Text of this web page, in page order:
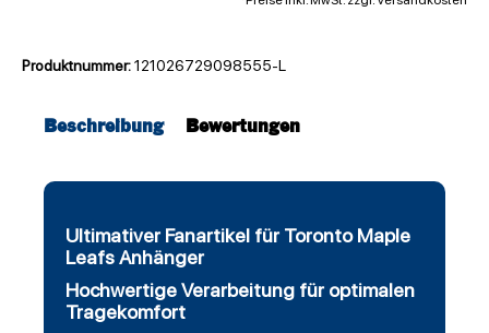
Produktnummer:121026729098555-L
Beschreibung Bewertungen
Ultimativer Fanartikel für Toronto Maple
Leafs Anhänger
Hochwertige Verarbeitung für optimalen
Tragekomfort